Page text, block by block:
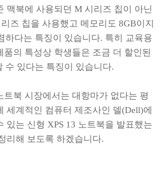
맥북에 사용되던 M 시리즈 칩이 아닌
즈 칩을 사용했고 메모리도 8GB이지
하다는 특징이 있습니다. 특히 교육용
의 특성상 학생들은 조금 더 할인된
수 있다는 특징이 있습니다.
트북 시장에서는 대항마가 없다는 평
세계적인 컴퓨터 제조사인 델(Dell)에
있는 신형 XPS 13 노트북을 발표했는
리해 보도록 하겠습니다.